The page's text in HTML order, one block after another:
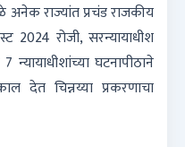
अनेक राज्यांत प्रचंड राजकीय
रोजी, सरन्यायाधीश
न्यायाधीशांच्या घटनापीठाने
देत चिन्नय्या प्रकरणाचा